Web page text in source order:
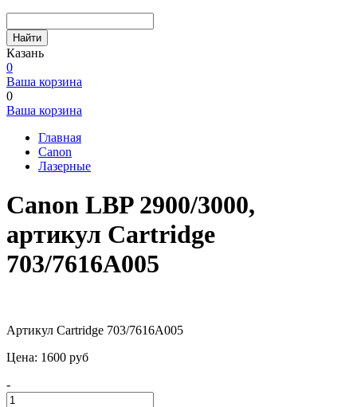
Найти
Казань
0
Ваша корзина
0
Ваша корзина
Главная
Canon
Лазерные
Canon LBP 2900/3000,
артикул Cartridge
703/7616A005
Артикул Cartridge 703/7616A005
Цена: 1600 pуб
-